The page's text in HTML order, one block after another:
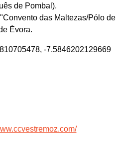
de Pombal).
das Maltezas/Pólo de
Évora.
-7.5846202129669